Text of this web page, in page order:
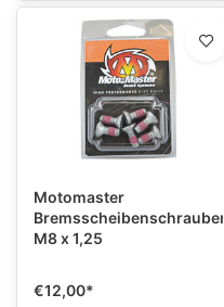
Motomaster
Bremsscheibenschrauben
M8 x 1,25
€12,00*